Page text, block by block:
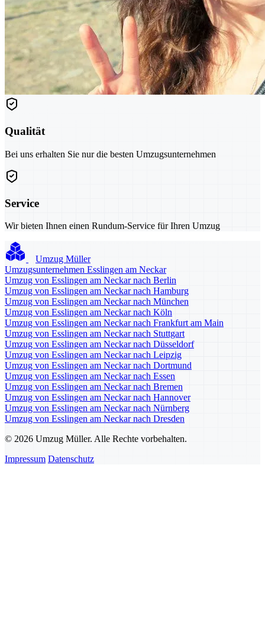
Qualität
Bei uns erhalten Sie nur die besten Umzugsunternehmen
Service
Wir bieten Ihnen einen Rundum-Service für Ihren Umzug
Umzug Müller
Umzugsunternehmen Esslingen am Neckar
Umzug von Esslingen am Neckar nach Berlin
Umzug von Esslingen am Neckar nach Hamburg
Umzug von Esslingen am Neckar nach München
Umzug von Esslingen am Neckar nach Köln
Umzug von Esslingen am Neckar nach Frankfurt am Main
Umzug von Esslingen am Neckar nach Stuttgart
Umzug von Esslingen am Neckar nach Düsseldorf
Umzug von Esslingen am Neckar nach Leipzig
Umzug von Esslingen am Neckar nach Dortmund
Umzug von Esslingen am Neckar nach Essen
Umzug von Esslingen am Neckar nach Bremen
Umzug von Esslingen am Neckar nach Hannover
Umzug von Esslingen am Neckar nach Nürnberg
Umzug von Esslingen am Neckar nach Dresden
© 2026 Umzug Müller. Alle Rechte vorbehalten.
Impressum Datenschutz